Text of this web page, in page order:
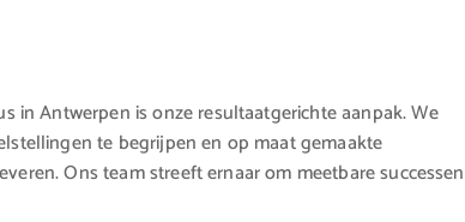
in Antwerpen is onze resultaatgerichte aanpak. We
te begrijpen en op maat gemaakte
Ons team streeft ernaar om meetbare successen